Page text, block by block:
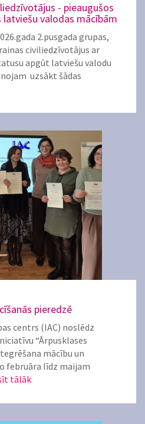
- pieaugušos
valodas mācībām
2.pusgada grupas,
civiliedzīvotājus ar
apgūt latviešu valodu
uzsākt šādas
pieredzē
centrs (IAC) noslēdz
“Ārpusklases
mācību un
februāra līdz maijam
tālāk